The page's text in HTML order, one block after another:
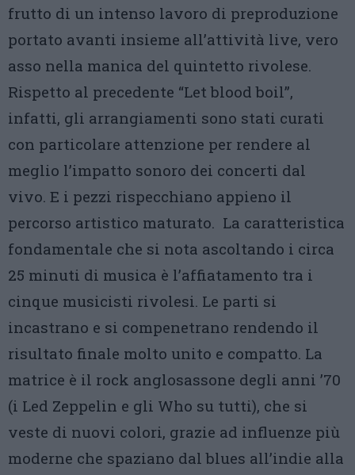
frutto di un intenso lavoro di preproduzione
portato avanti insieme all’attività live, vero
asso nella manica del quintetto rivolese.
Rispetto al precedente “Let blood boil”,
infatti, gli arrangiamenti sono stati curati
con particolare attenzione per rendere al
meglio l’impatto sonoro dei concerti dal
vivo. E i pezzi rispecchiano appieno il
percorso artistico maturato. La caratteristica
fondamentale che si nota ascoltando i circa
25 minuti di musica è l’affiatamento tra i
cinque musicisti rivolesi. Le parti si
incastrano e si compenetrano rendendo il
risultato finale molto unito e compatto. La
matrice è il rock anglosassone degli anni ’70
(i Led Zeppelin e gli Who su tutti), che si
veste di nuovi colori, grazie ad influenze più
moderne che spaziano dal blues all’indie alla